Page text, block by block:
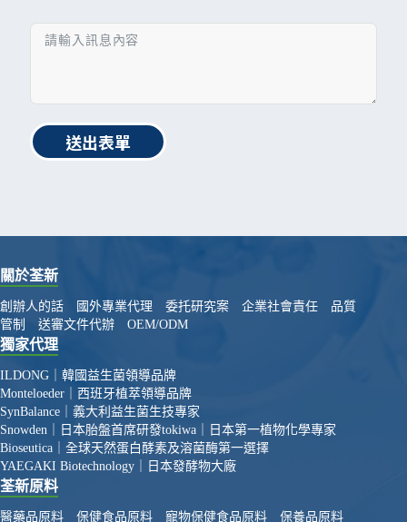
送出表單
關於荃新
創辦人的話 國外專業代理 委托研究案 企業社會責任
品質
管制
送審文件代辦 OEM/ODM
獨家代理
ILDONG｜韓國益生菌領導品牌
Monteloeder｜西班牙植萃領導品牌
SynBalance｜義大利益生菌生技專家
Snowden｜日本胎盤首席研發tokiwa｜日本第一植物化學專家
Bioseutica｜全球天然蛋白酵素及溶菌酶第一選擇
YAEGAKI Biotechnology｜日本發酵物大廠
荃新原料
醫藥品原料 保健食品原料 寵物保健食品原料 保養品原料